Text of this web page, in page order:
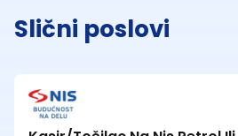
Slični poslovi